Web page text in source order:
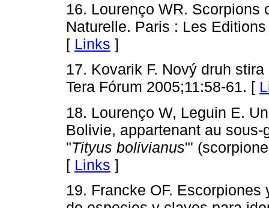
16. Lourenço WR. Scorpions
Naturelle. Paris : Les
[ Links ]
17. Kovarik F. Nový druh stira
Tera Fórum 2005;11:58-61. [
18. Lourenço W, Leguin E.
Bolivie, appartenant au
"Tityus bolivianus"'
[ Links ]
19. Francke OF.